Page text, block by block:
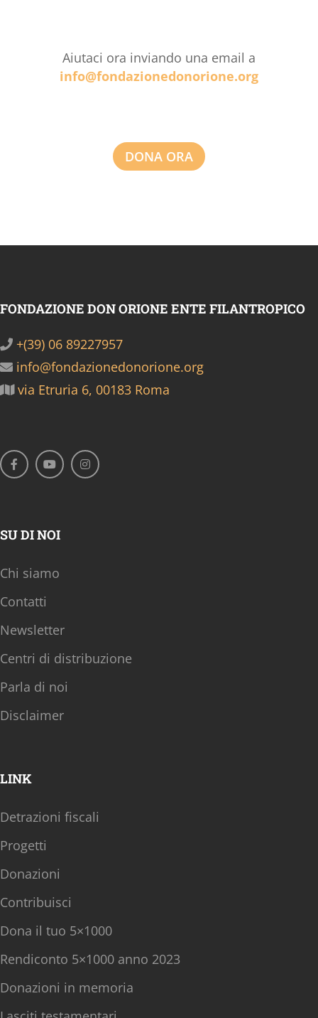
Aiutaci ora inviando una email a
info@fondazionedonorione.org
DONA ORA
FONDAZIONE DON ORIONE ENTE FILANTROPICO
+(39) 06 89227957
info@fondazionedonorione.org
via Etruria 6, 00183 Roma
SU DI NOI
Chi siamo
Contatti
Newsletter
Centri di distribuzione
Parla di noi
Disclaimer
LINK
Detrazioni fiscali
Progetti
Donazioni
Contribuisci
Dona il tuo 5×1000
Rendiconto 5×1000 anno 2023
Donazioni in memoria